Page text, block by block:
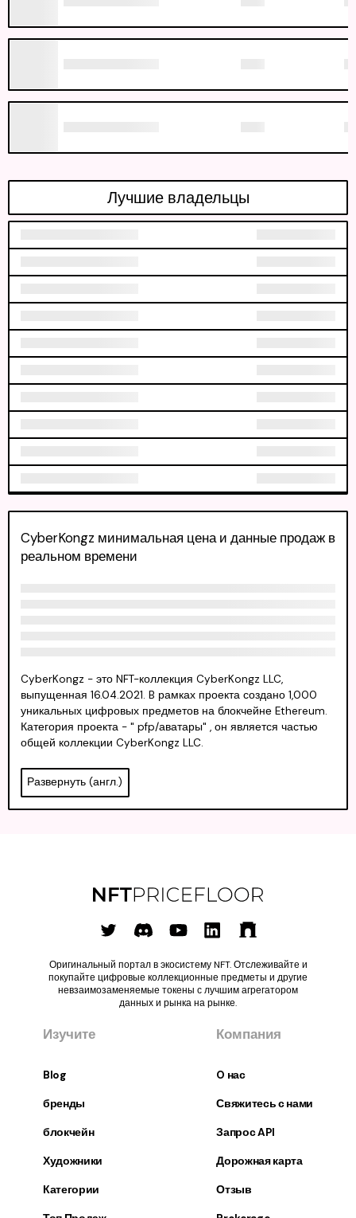
CyberKongz минимальная цена и данные продаж в
реальном времени
CyberKongz - это NFT-коллекция CyberKongz LLC,
выпущенная 16.04.2021. B рамках проекта создано 1,000
уникальных цифровых предметов на блокчейне Ethereum.
Категория проекта - " pfp/аватары" , он является частью
общей коллекции CyberKongz LLC.
Развернуть (англ.)
Лучшие владельцы
Оригинальный портал в экосистему NFT. Отслеживайте и
покупайте цифровые коллекционные предметы и другие
невзаимозаменяемые токены с лучшим агрегатором
данных и рынка на рынке.
Изучите
Blog
бренды
блокчейн
Художники
Категории
Компания
O нас
Свяжитесь с нами
Запрос API
Дорожная карта
Отзыв